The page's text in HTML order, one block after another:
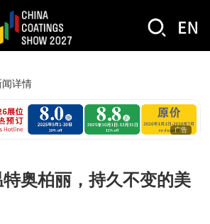
闻详情
广告
奥柏丽，持久不变的美